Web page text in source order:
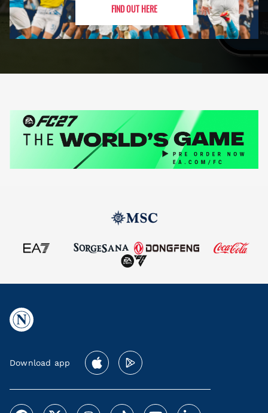
FIND OUT HERE
Download app